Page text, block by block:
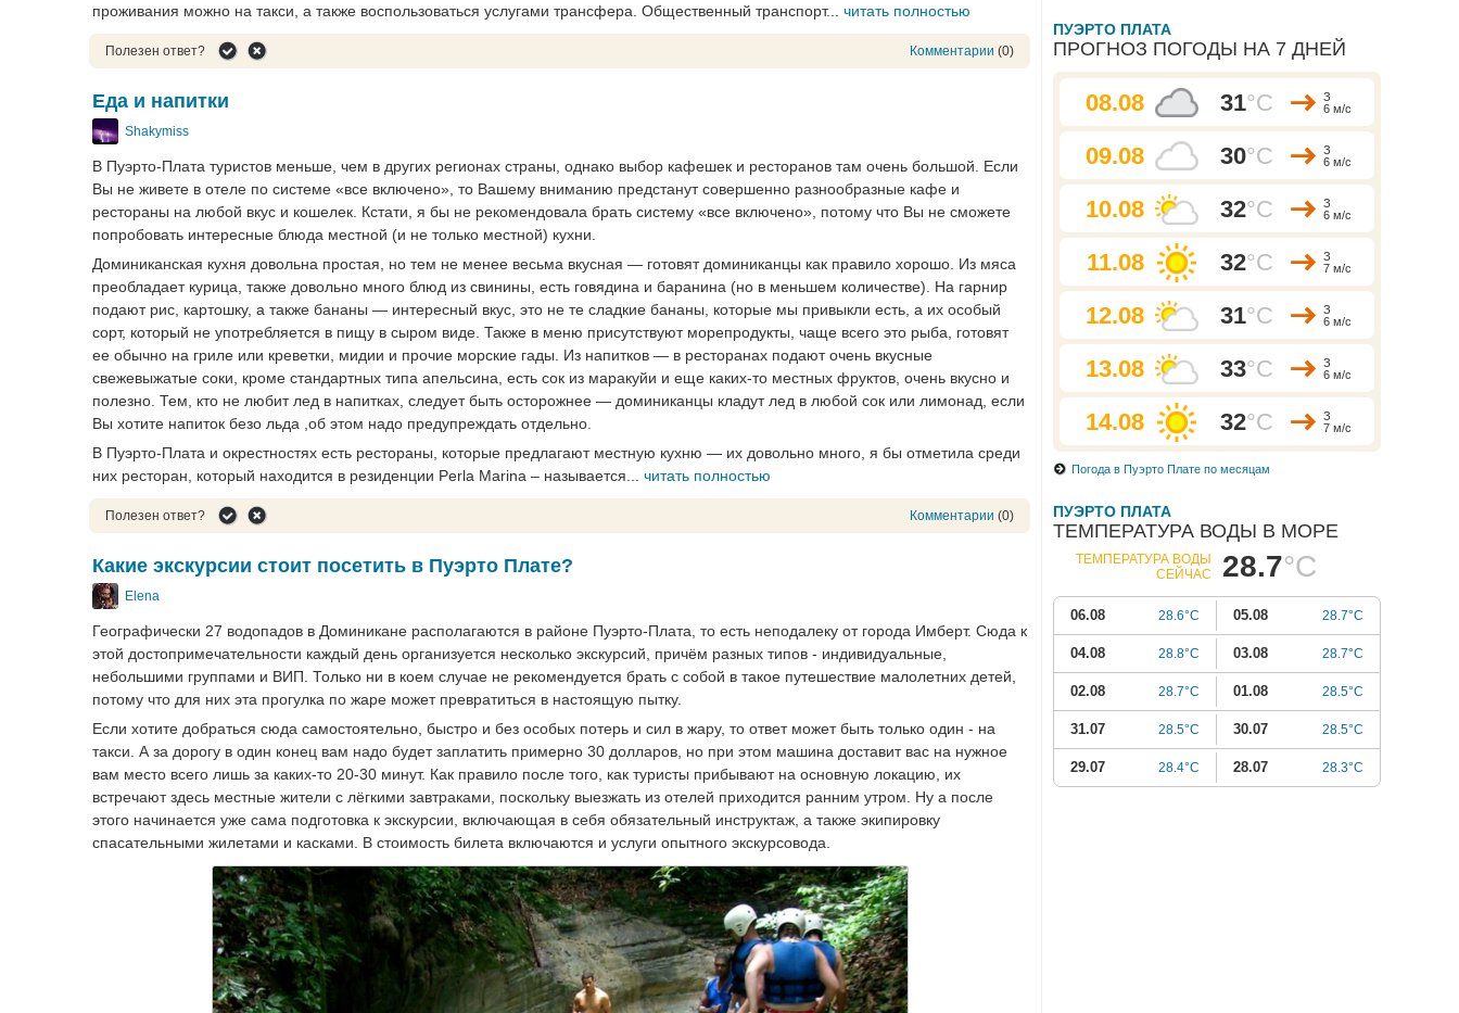
проживания можно на такси, а также воспользоваться услугами трансфера. Общественный транспорт... читать полностью
Полезен ответ? Комментарии (0)
Еда и напитки
Shakymiss
В Пуэрто-Плата туристов меньше, чем в других регионах страны, однако выбор кафешек и ресторанов там очень большой. Если
Вы не живете в отеле по системе «все включено», то Вашему вниманию предстанут совершенно разнообразные кафе и
рестораны на любой вкус и кошелек. Кстати, я бы не рекомендовала брать систему «все включено», потому что Вы не сможете
попробовать интересные блюда местной (и не только местной) кухни.
Доминиканская кухня довольна простая, но тем не менее весьма вкусная — готовят доминиканцы как правило хорошо. Из мяса
преобладает курица, также довольно много блюд из свинины, есть говядина и баранина (но в меньшем количестве). На гарнир
подают рис, картошку, а также бананы — интересный вкус, это не те сладкие бананы, которые мы привыкли есть, а их особый
сорт, который не употребляется в пищу в сыром виде. Также в меню присутствуют морепродукты, чаще всего это рыба, готовят
ее обычно на гриле или креветки, мидии и прочие морские гады. Из напитков — в ресторанах подают очень вкусные
свежевыжатые соки, кроме стандартных типа апельсина, есть сок из маракуйи и еще каких-то местных фруктов, очень вкусно и
полезно. Тем, кто не любит лед в напитках, следует быть осторожнее — доминиканцы кладут лед в любой сок или лимонад, если
Вы хотите напиток безо льда ,об этом надо предупреждать отдельно.
В Пуэрто-Плата и окрестностях есть рестораны, которые предлагают местную кухню — их довольно много, я бы отметила среди
них ресторан, который находится в резиденции Perla Marina – называется... читать полностью
Полезен ответ? Комментарии (0)
Какие экскурсии стоит посетить в Пуэрто Плате?
Elena
Географически 27 водопадов в Доминикане располагаются в районе Пуэрто-Плата, то есть неподалеку от города Имберт. Сюда к
этой достопримечательности каждый день организуется несколько экскурсий, причём разных типов - индивидуальные,
небольшими группами и ВИП. Только ни в коем случае не рекомендуется брать с собой в такое путешествие малолетних детей,
потому что для них эта прогулка по жаре может превратиться в настоящую пытку.
Если хотите добраться сюда самостоятельно, быстро и без особых потерь и сил в жару, то ответ может быть только один - на
такси. А за дорогу в один конец вам надо будет заплатить примерно 30 долларов, но при этом машина доставит вас на нужное
вам место всего лишь за каких-то 20-30 минут. Как правило после того, как туристы прибывают на основную локацию, их
встречают здесь местные жители с лёгкими завтраками, поскольку выезжать из отелей приходится ранним утром. Ну а после
этого начинается уже сама подготовка к экскурсии, включающая в себя обязательный инструктаж, а также экипировку
спасательными жилетами и касками. В стоимость билета включаются и услуги опытного экскурсовода.
ПУЭРТО ПЛАТА
ПРОГНОЗ ПОГОДЫ НА 7 ДНЕЙ
08.08 31°C
З
6 м/с
09.08 30°C
З
6 м/с
10.08 32°C
З
6 м/с
11.08 32°C
З
7 м/с
12.08 31°C
З
6 м/с
13.08 33°C
З
6 м/с
14.08 32°C
З
7 м/с
Погода в Пуэрто Плате по месяцам
ПУЭРТО ПЛАТА
ТЕМПЕРАТУРА ВОДЫ В МОРЕ
ТЕМПЕРАТУРА ВОДЫ
СЕЙЧАС
28.7°C
06.08 28.6°C 05.08 28.7°C
04.08 28.8°C 03.08 28.7°C
02.08 28.7°C 01.08 28.5°C
31.07 28.5°C 30.07 28.5°C
29.07 28.4°C 28.07 28.3°C